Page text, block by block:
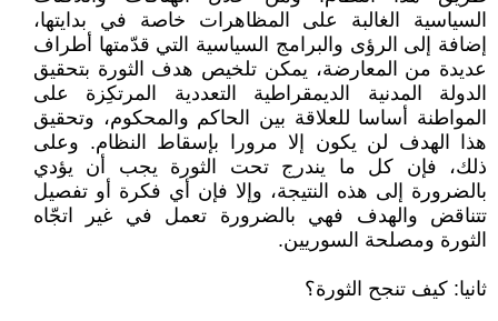
السياسية الغالبة على المظاهرات خاصة في بدايتها،
إضافة إلى الرؤى والبرامج السياسية التي قدّمتها أطراف
عديدة من المعارضة، يمكن تلخيص هدف الثورة بتحقيق
الدولة المدنية الديمقراطية التعددية المرتكِزة على
المواطنة أساسا للعلاقة بين الحاكم والمحكوم، وتحقيق
هذا الهدف لن يكون إلا مرورا بإسقاط النظام. وعلى
ذلك، فإن كل ما يندرج تحت الثورة يجب أن يؤدي
بالضرورة إلى هذه النتيجة، وإلا فإن أي فكرة أو تفصيل
تتناقض والهدف فهي بالضرورة تعمل في غير اتجّاه
الثورة ومصلحة السوريين.
ثانيا: كيف تنجح الثورة؟